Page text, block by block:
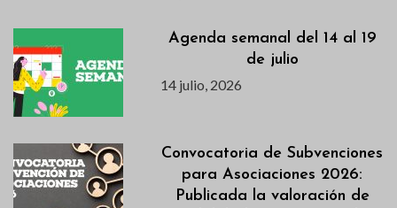
Agenda semanal del 14 al 19
de julio
14 julio, 2026
Convocatoria de Subvenciones
para Asociaciones 2026:
Publicada la valoración de